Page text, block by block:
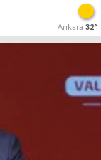
Ankara 32°